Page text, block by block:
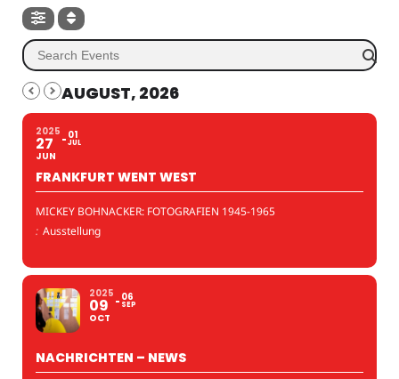
AUGUST, 2026
2025
27
JUN
01
JUL
FRANKFURT WENT WEST
MICKEY BOHNACKER: FOTOGRAFIEN 1945-1965
: Ausstellung
2025
09
OCT
06
SEP
NACHRICHTEN – NEWS